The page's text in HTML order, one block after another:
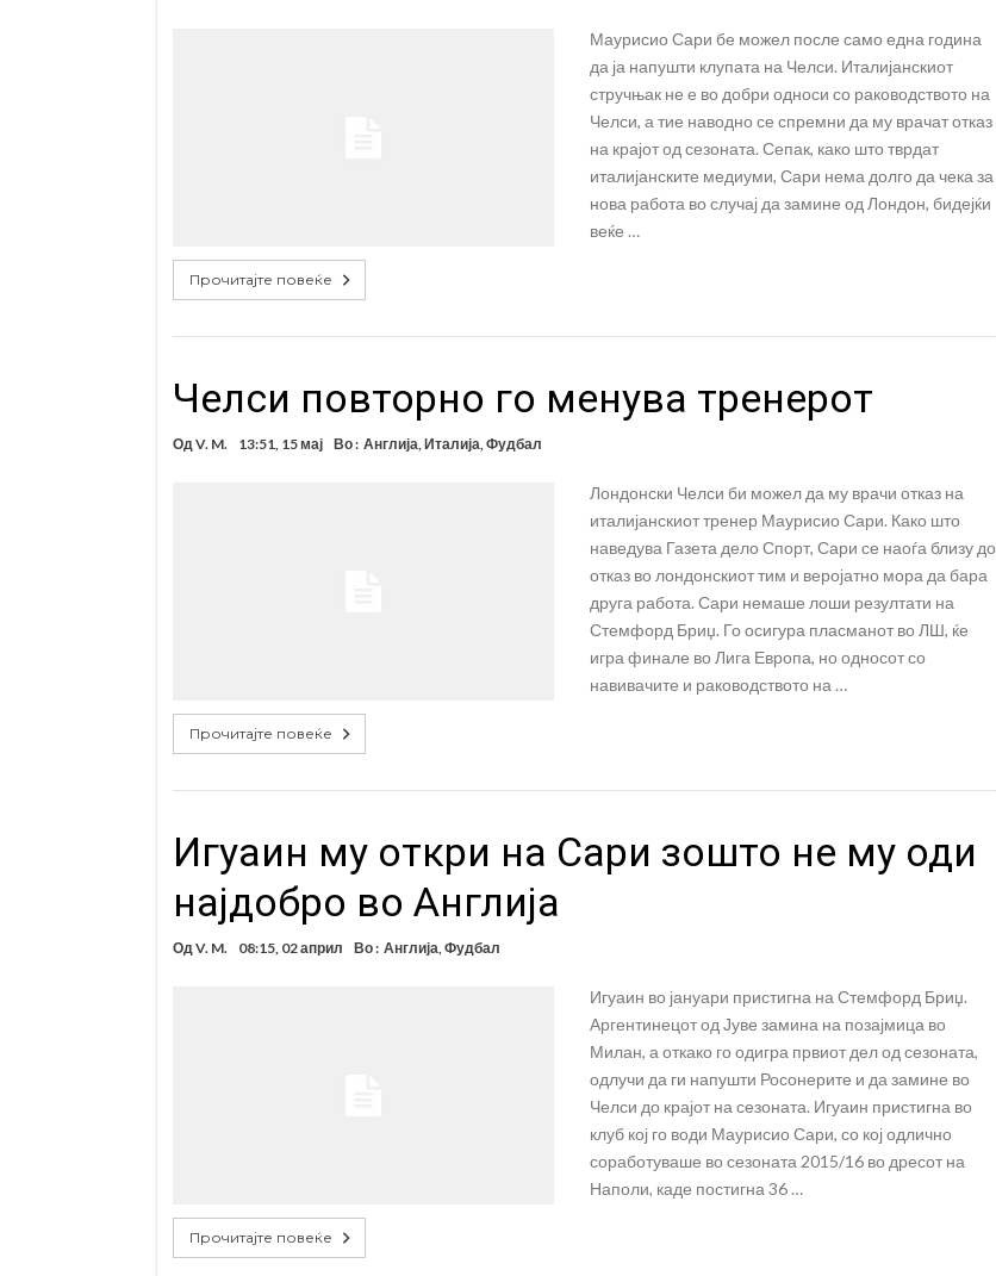
Маурисио Сари бе можел после само една година
да ја напушти клупата на Челси. Италијанскиот
стручњак не е во добри односи со раководството на
Челси, а тие наводно се спремни да му врачат отказ
на крајот од сезоната. Сепак, како што тврдат
италијанските медиуми, Сари нема долго да чека за
нова работа во случај да замине од Лондон, бидејќи
веќе …
Прочитајте повеќе
Челси повторно го менува тренерот
Од V. M. 13:51, 15 мај Во : Англија Италија Фудбал
Лондонски Челси би можел да му врачи отказ на
италијанскиот тренер Маурисио Сари. Како што
наведува Газета дело Спорт, Сари се наоѓа близу до
отказ во лондонскиот тим и веројатно мора да бара
друга работа. Сари немаше лоши резултати на
Стемфорд Бриџ. Го осигура пласманот во ЛШ, ќе
игра финале во Лига Европа, но односот со
навивачите и раководството на …
Прочитајте повеќе
Игуаин му откри на Сари зошто не му оди
најдобро во Англија
Од V. M. 08:15, 02 април Во : Англија Фудбал
Игуаин во јануари пристигна на Стемфорд Бриџ.
Аргентинецот од Јуве замина на позајмица во
Милан, а откако го одигра првиот дел од сезоната,
одлучи да ги напушти Росонерите и да замине во
Челси до крајот на сезоната. Игуаин пристигна во
клуб кој го води Маурисио Сари, со кој одлично
соработуваше во сезоната 2015/16 во дресот на
Наполи, каде постигна 36 …
Прочитајте повеќе